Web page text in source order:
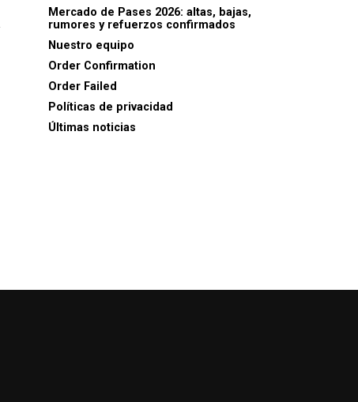
Mercado de Pases 2026: altas, bajas,
rumores y refuerzos confirmados
Nuestro equipo
Order Confirmation
Order Failed
Políticas de privacidad
Últimas noticias